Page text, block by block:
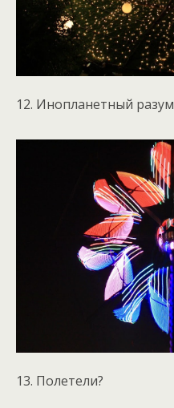
12. Инопланетный разум
13. Полетели?